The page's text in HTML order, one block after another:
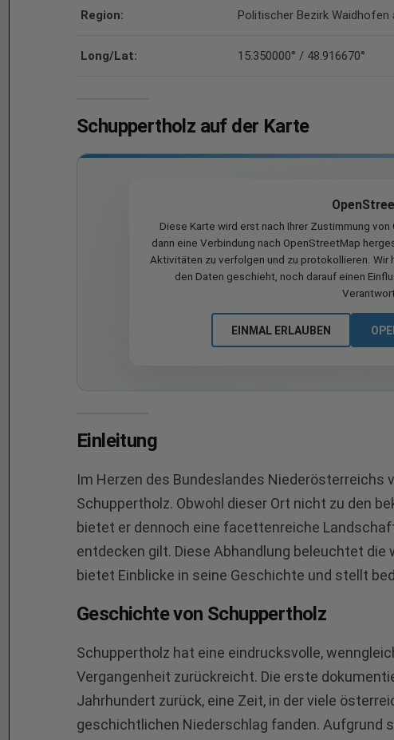
Region: Politischer Bezirk Waidhofen
Long/Lat: 15.350000° / 48.916670°
Schuppertholz auf der Karte
Diese Karte wird erst nach Ihrer Zustimmung
dann eine Verbindung nach OpenStreetMap
Aktivitäten zu verfolgen und zu protokollieren. Wir
den Daten geschieht, noch darauf einen
EINMAL ERLAUBEN
Einleitung
Im Herzen des Bundeslandes Niederösterreichs
Schuppertholz. Obwohl dieser Ort nicht zu den
bietet er dennoch eine facettenreiche
entdecken gilt. Diese Abhandlung beleuchtet
bietet Einblicke in seine Geschichte und stellt
Geschichte von Schuppertholz
Schuppertholz hat eine eindrucksvolle,
Vergangenheit zurückreicht. Die erste
Jahrhundert zurück, eine Zeit, in der viele
geschichtlichen Niederschlag fanden. Aufgrund